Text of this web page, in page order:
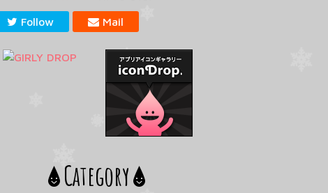
Follow Mail
Category